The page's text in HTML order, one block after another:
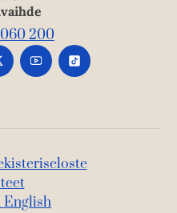
200